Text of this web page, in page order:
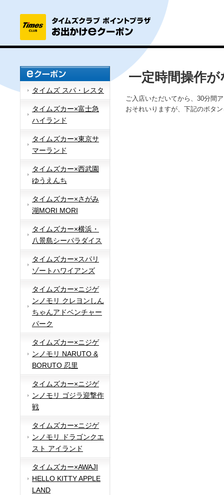
タイムズ スパ・レスタ
タイムズカー×富士急
ハイランド
タイムズカー×東京サ
マーランド
タイムズカー×西武園
ゆうえんち
タイムズカー×さがみ
湖MORI MORI
タイムズカー×横浜・
八景島シーパラダイス
タイムズカー×スパリ
ゾートハワイアンズ
タイムズカー×ニジゲ
ンノモリ クレヨンしん
ちゃんアドベンチャー
パーク
タイムズカー×ニジゲ
ンノモリ NARUTO &
BORUTO 忍里
タイムズカー×ニジゲ
ンノモリ ゴジラ迎撃作
戦
タイムズカー×ニジゲ
ンノモリ ドラゴンクエ
スト アイランド
タイムズカー×AWAJI
HELLO KITTY APPLE
LAND
一定時間操作
ご入店いただいてから、30分間
おそれいりますが、下記のボタ